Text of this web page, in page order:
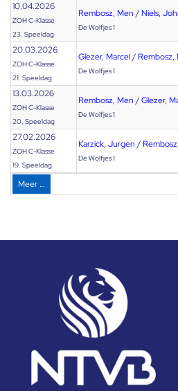
10.04.2026
ZOH C-Klasse
23. Speeldag
Rembosz, Men / Niels,
De Wolfjes 1
20.03.2026
ZOH C-Klasse
21. Speeldag
Glezer, Marcel/ Rembosz,
De Wolfjes 1
13.03.2026
ZOH C-Klasse
20. Speeldag
Rembosz, Men /Glezer,
De Wolfjes 1
27.02.2026
ZOH C-Klasse
19. Speeldag
Karzick, Jurgen /
De Wolfjes 1
Meer …